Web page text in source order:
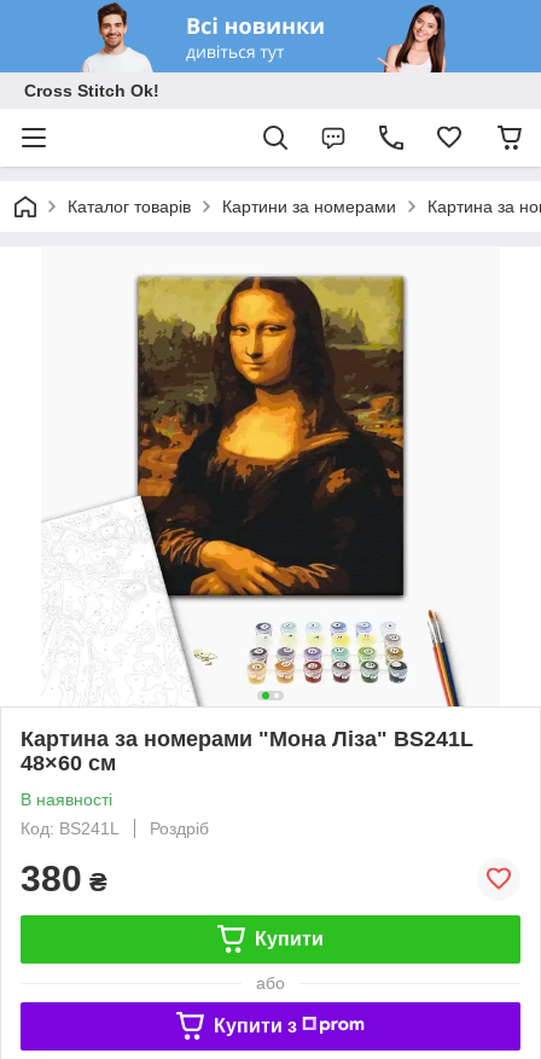
Cross Stitch Ok!
Каталог товарів Картини за номерами Картина за
Картина за номерами "Мона Ліза" BS241L
48×60 см
В наявності
Код: BS241L
Роздріб
380 ₴
Купити
або
Купити з